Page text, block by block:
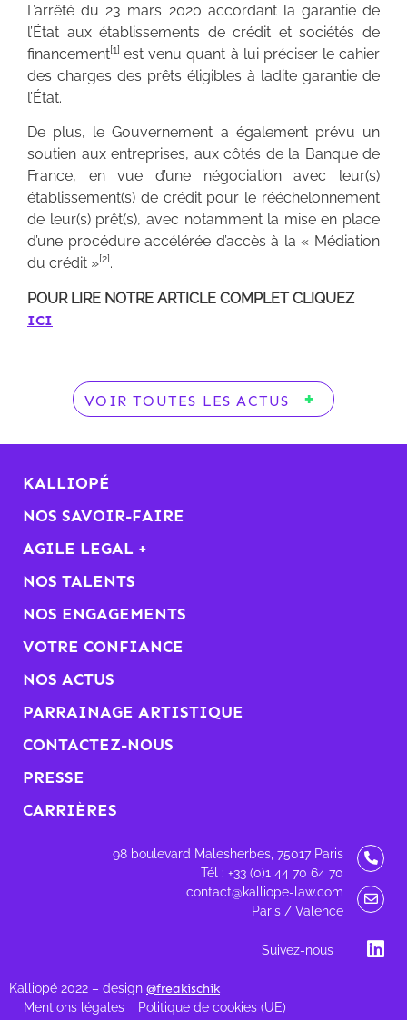
L’arrêté du 23 mars 2020 accordant la garantie de
l’État aux établissements de crédit et sociétés de
financement[1] est venu quant à lui préciser le cahier
des charges des prêts éligibles à ladite garantie de
l’État.
De plus, le Gouvernement a également prévu un
soutien aux entreprises, aux côtés de la Banque de
France, en vue d’une négociation avec leur(s)
établissement(s) de crédit pour le rééchelonnement
de leur(s) prêt(s), avec notamment la mise en place
d’une procédure accélérée d’accès à la « Médiation
du crédit »[2].
POUR LIRE NOTRE ARTICLE COMPLET CLIQUEZ
ICI
VOIR TOUTES LES ACTUS
KALLIOPÉ
NOS SAVOIR-FAIRE
AGILE LEGAL +
NOS TALENTS
NOS ENGAGEMENTS
VOTRE CONFIANCE
NOS ACTUS
PARRAINAGE ARTISTIQUE
CONTACTEZ-NOUS
PRESSE
CARRIÈRES
98 boulevard Malesherbes, 75017 Paris
Tél : +33 (0)1 44 70 64 70
contact@kalliope-law.com
Paris / Valence
Suivez-nous
Kalliopé 2022 – design @freakischik
Mentions légales Politique de cookies (UE)